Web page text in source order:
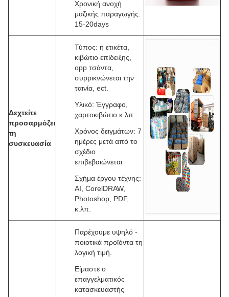
Χρονική ανοχή
μαζικής παραγωγής:
15-20days
Δεχτείτε
προσαρμόζει
τη
συσκευασία
Τύπος: η ετικέτα,
κιβώτιο επίδειξης,
opp τσάντα,
συρρικνώνεται την
ταινία, ect.
Υλικό: Έγγραφο,
χαρτοκιβώτιο κ.λπ.
Χρόνος δειγμάτων: 7
ημέρες μετά από το
σχέδιο
επιβεβαιώνεται
Σχήμα έργου τέχνης:
AI, CorelDRAW,
Photoshop, PDF,
κ.λπ.
Παρέχουμε υψηλό -
ποιοτικά προϊόντα τη
λογική τιμή.
Είμαστε ο
επαγγελματικός
κατασκευαστής